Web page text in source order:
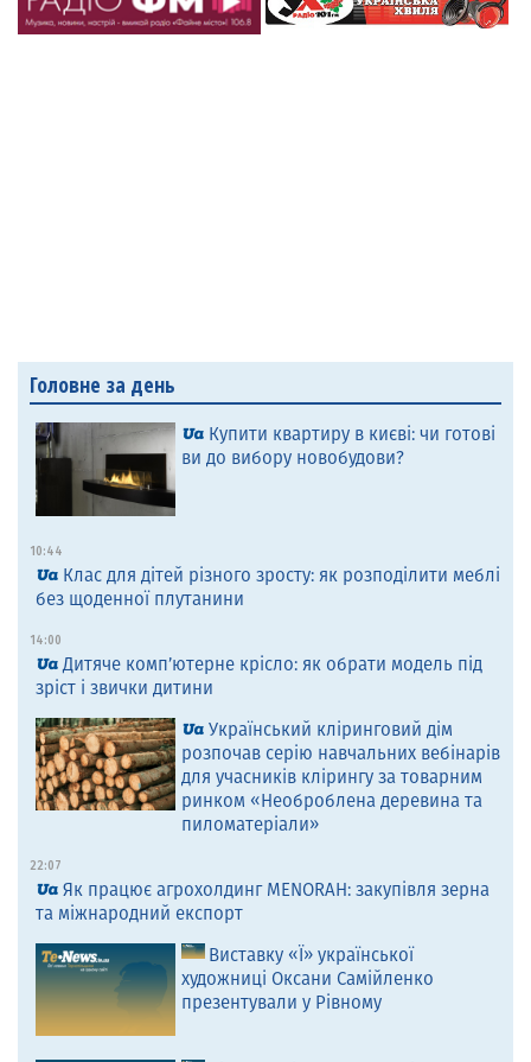
Головне за день
Купити квартиру в києві: чи готові
ви до вибору новобудови?
10:44
Клас для дітей різного зросту: як розподілити меблі
без щоденної плутанини
14:00
Дитяче комп’ютерне крісло: як обрати модель під
зріст і звички дитини
Український кліринговий дім
розпочав серію навчальних вебінарів
для учасників клірингу за товарним
ринком «Необроблена деревина та
пиломатеріали»
22:07
Як працює агрохолдинг MENORAH: закупівля зерна
та міжнародний експорт
Виставку «Ї» української
художниці Оксани Самійленко
презентували у Рівному